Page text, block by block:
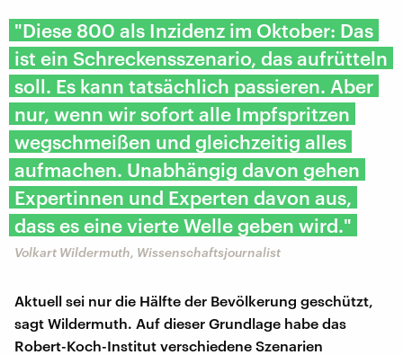
"Diese 800 als Inzidenz im Oktober: Das
ist ein Schreckensszenario, das aufrütteln
soll. Es kann tatsächlich passieren. Aber
nur, wenn wir sofort alle Impfspritzen
wegschmeißen und gleichzeitig alles
aufmachen. Unabhängig davon gehen
Expertinnen und Experten davon aus,
dass es eine vierte Welle geben wird."
Volkart Wildermuth, Wissenschaftsjournalist
Aktuell sei nur die Hälfte der Bevölkerung geschützt,
sagt Wildermuth. Auf dieser Grundlage habe das
Robert-Koch-Institut verschiedene Szenarien